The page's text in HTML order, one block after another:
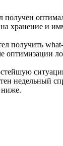
получен
хранение и
получить
оптимизации
недельный
ниже.